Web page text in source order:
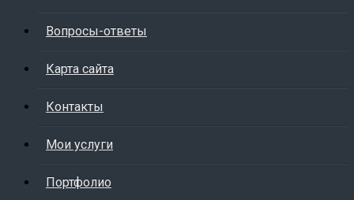
Вопросы-ответы
Карта сайта
Контакты
Мои услуги
Портфолио